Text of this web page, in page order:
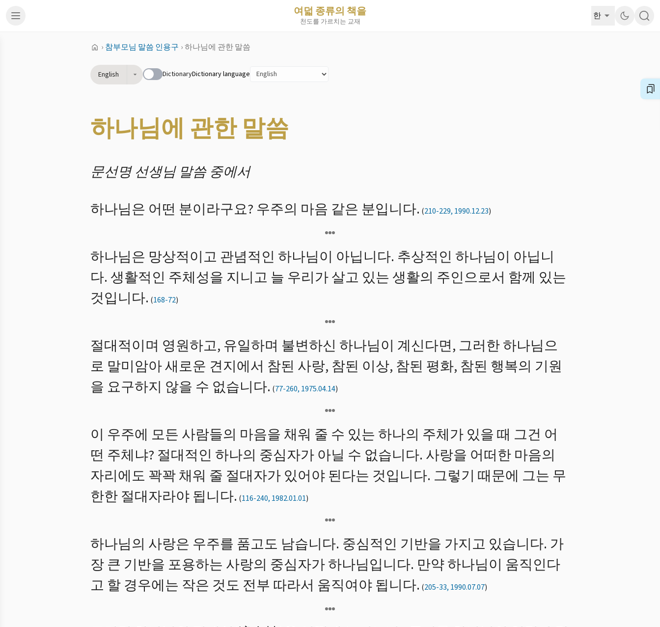
여덟 종류의 책을
천도를 가르치는 교재
한
› 참부모님 말씀 인용구 ›하나님에 관한 말씀
English DictionaryDictionary language
하나님에 관한 말씀
문선명 선생님 말씀 중에서
하나님은 어떤 분이라구요? 우주의 마음 같은 분입니다. (210-229, 1990.12.23)
하나님은 망상적이고 관념적인 하나님이 아닙니다. 추상적인 하나님이 아닙니
다. 생활적인 주체성을 지니고 늘 우리가 살고 있는 생활의 주인으로서 함께 있는
것입니다. (168-72)
절대적이며 영원하고, 유일하며 불변하신 하나님이 계신다면, 그러한 하나님으
로 말미암아 새로운 견지에서 참된 사랑, 참된 이상, 참된 평화, 참된 행복의 기원
을 요구하지 않을 수 없습니다. (77-260, 1975.04.14)
이 우주에 모든 사람들의 마음을 채워 줄 수 있는 하나의 주체가 있을 때 그건 어
떤 주체냐? 절대적인 하나의 중심자가 아닐 수 없습니다. 사랑을 어떠한 마음의
자리에도 꽉꽉 채워 줄 절대자가 있어야 된다는 것입니다. 그렇기 때문에 그는 무
한한 절대자라야 됩니다. (116-240, 1982.01.01)
하나님의 사랑은 우주를 품고도 남습니다. 중심적인 기반을 가지고 있습니다. 가
장 큰 기반을 포용하는 사랑의 중심자가 하나님입니다. 만약 하나님이 움직인다
고 할 경우에는 작은 것도 전부 따라서 움직여야 됩니다. (205-33, 1990.07.07)